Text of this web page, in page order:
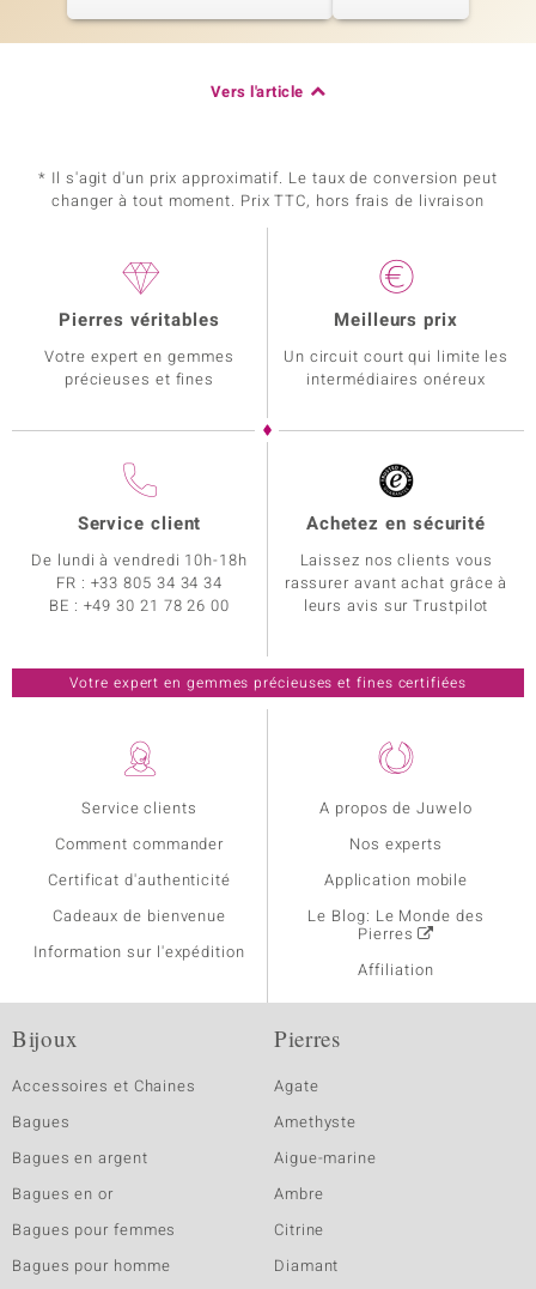
Vers l'article
* Il s'agit d'un prix approximatif. Le taux de conversion peut
changer à tout moment. Prix TTC, hors frais de livraison
Service clients
Comment commander
Certificat d'authenticité
Cadeaux de bienvenue
Information sur l'expédition
A propos de Juwelo
Nos experts
Application mobile
Le Blog: Le Monde des
Pierres
Affiliation
Pierres véritables
Votre expert en gemmes
précieuses et fines
Meilleurs prix
Un circuit court qui limite les
intermédiaires onéreux
Service client
De lundi à vendredi 10h-18h
FR : +33 805 34 34 34
BE : +49 30 21 78 26 00
Achetez en sécurité
Laissez nos clients vous
rassurer avant achat grâce à
leurs avis sur Trustpilot
Votre expert en gemmes précieuses et fines certifiées
Bijoux
Accessoires et Chaines
Bagues
Bagues en argent
Bagues en or
Bagues pour femmes
Bagues pour homme
Pierres
Agate
Amethyste
Aigue-marine
Ambre
Citrine
Diamant